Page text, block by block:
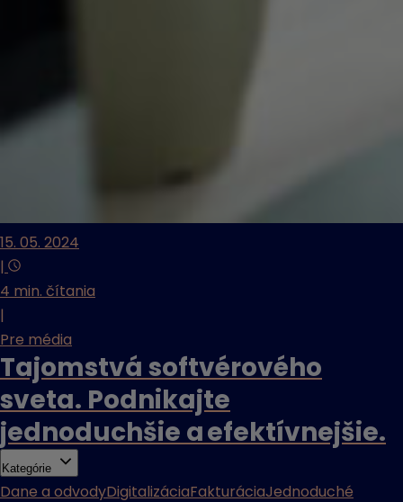
15. 05. 2024
|
4 min. čítania
|
Pre média
Tajomstvá softvérového
sveta. Podnikajte
jednoduchšie a efektívnejšie.
Kategórie
Dane a odvodyDigitalizáciaFakturáciaJednoduché